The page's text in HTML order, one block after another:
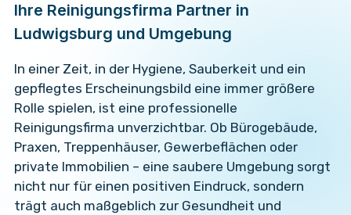
Ihre Reinigungsfirma Partner in
Ludwigsburg und Umgebung
In einer Zeit, in der Hygiene, Sauberkeit und ein
gepflegtes Erscheinungsbild eine immer größere
Rolle spielen, ist eine professionelle
Reinigungsfirma unverzichtbar. Ob Bürogebäude,
Praxen, Treppenhäuser, Gewerbeflächen oder
private Immobilien – eine saubere Umgebung sorgt
nicht nur für einen positiven Eindruck, sondern
trägt auch maßgeblich zur Gesundheit und